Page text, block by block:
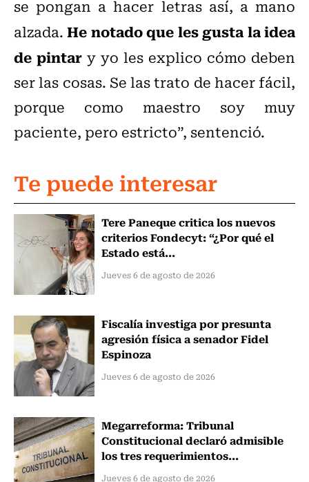
se pongan a hacer letras así, a mano
alzada.He notado que les gusta la idea
de pintar y yo les explico cómo deben
ser las cosas. Se las trato de hacer fácil,
porque como maestro soy muy
paciente, pero estricto”, sentenció.
Te puede interesar
Tere Paneque critica los nuevos
criterios Fondecyt: “¿Por qué el
Estado está...
Jueves 6 de agosto de 2026
Fiscalía investiga por presunta
agresión física a senador Fidel
Espinoza
Jueves 6 de agosto de 2026
Megarreforma: Tribunal
Constitucional declaró admisible
los tres requerimientos...
Jueves 6 de agosto de 2026